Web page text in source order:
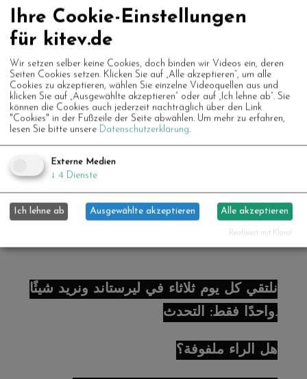
німецьку мову знову і знову. Тож давайте
розмовляти, запитувати, читати,
пояснювати, обговорювати, сперечатися
та сміятися разом. Нам подобається
спілкуватися з посмішкою, а за потреби
— руками та ногами. А якщо хочете,
можете залишитися в мовному кафе з
Юсрою та Ресою – напої чекають на вас.
Ми часто готуємо разом і спілкуємося
німецькою.
نلتقي كل يوم ثلاثاء في ليرستاند ونريد شيئًا
واحدًا فقط: التحدث.
هل الراء ملفوفة؟
Ihre Cookie-Einstellungen
für kitev.de
Wir setzen selber keine Cookies, doch binden wir Videos ein, deren
Seiten Cookies setzen. Klicken Sie auf „Alle akzeptieren“, um alle
Cookies zu akzeptieren, wählen Sie einzelne Videoquellen aus und
klicken Sie auf „Ausgewählte akzeptieren“ oder auf „Ich lehne ab“. Sie
können die Cookies auch jederzeit nachträglich über den Link
"Cookies" in der Fußzeile der Seite abwählen. Um mehr zu erfahren,
lesen Sie bitte unsere Datenschutzerklärung.
Externe Medien
↓ 4 Dienste
Ich lehne ab Ausgewählte akzeptieren Alle akzeptieren
Realisiert mit Klaro!